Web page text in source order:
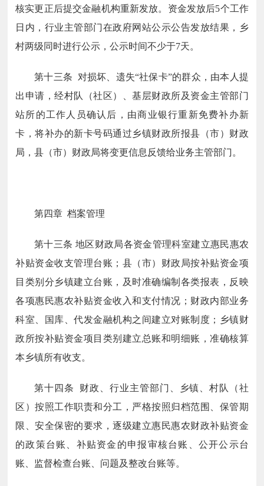
核实更正后提交金融机构重新发放。资金发放后5个工作
日内，行业主管部门在政府网站公示公告发放结果，乡
村两级同时进行公示，公示时间不少于7天。
第十三条 对损坏、遗失“社保卡”的群众，由本人提
出申请，经村队（社区）、基层财政所及资金主管部门
站所的工作人员确认后，由商业银行重新免费补办新
卡，将补办的新卡号码通过乡镇财政所报县（市）财政
局，县（市）财政局将变更信息反馈给业务主管部门。
第四章 档案管理
第十三条 地区财政局各资金管理科室建立惠民惠农
补贴资金收支管理台账；县（市）财政局按补贴资金项
目类别分乡镇建立台账，及时准确编制各类报表，反映
各项惠民惠农补贴资金收入和支付情况；财政内部业务
科室、国库、代发金融机构之间建立对账制度；乡镇财
政所按补贴资金项目类别建立总账和明细账，准确核算
本乡镇所有收支。
第十四条 财政、行业主管部门、乡镇、村队（社
区）按照工作职责和分工，严格按照归档范围、保管期
限、安全保密的要求，逐级建立惠民惠农财政补贴资金
的政策台账、补贴资金的申报审核台账、公开公示台
账、监督检查台账、问题及整改台账等。